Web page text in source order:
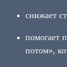
снижает
помогает
потом»,